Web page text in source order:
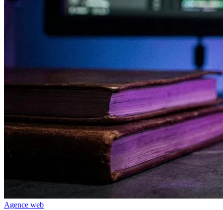
Agence web